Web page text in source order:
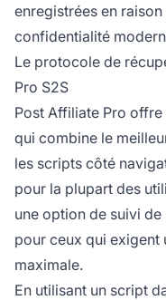
enregistrées en
confidentialité
Le protocole de
Pro S2S
Post Affiliate Pro
qui combine le
les scripts côté
pour la plupart des
une option de suivi de
pour ceux qui exigent
maximale.
En utilisant un script